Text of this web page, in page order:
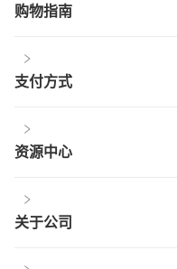
购物指南
支付方式
资源中心
关于公司